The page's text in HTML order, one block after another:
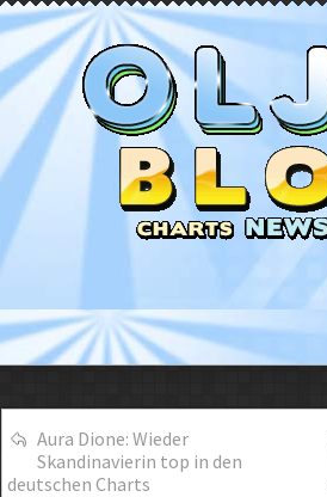
Aura Dione: Wieder
Skandinavierin top in den
deutschen Charts